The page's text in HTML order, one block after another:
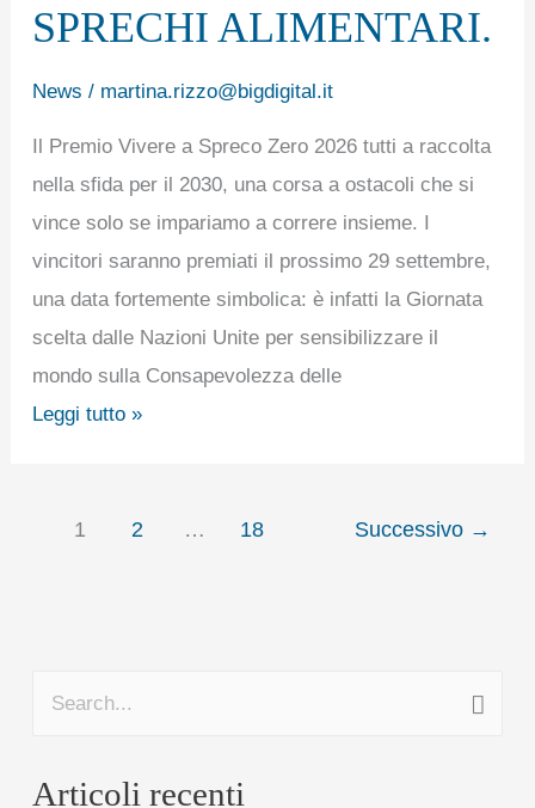
SPRECHI ALIMENTARI.
News / martina.rizzo@bigdigital.it
Il Premio Vivere a Spreco Zero 2026 tutti a raccolta
nella sfida per il 2030, una corsa a ostacoli che si
vince solo se impariamo a correre insieme. I
vincitori saranno premiati il prossimo 29 settembre,
una data fortemente simbolica: è infatti la Giornata
scelta dalle Nazioni Unite per sensibilizzare il
mondo sulla Consapevolezza delle
MONDIALE
CONSAPEVOLEZZA
Leggi tutto »
1 2 … 18 Successivo →
r
Articoli recenti